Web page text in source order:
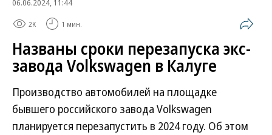
06.06.2024, 11:44
2K 1 мин.
Названы сроки перезапуска экс-
завода Volkswagen в Калуге
Производство автомобилей на площадке
бывшего российского завода Volkswagen
планируется перезапустить в 2024 году. Об этом